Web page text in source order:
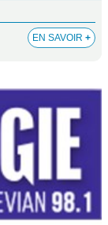
EN SAVOIR +